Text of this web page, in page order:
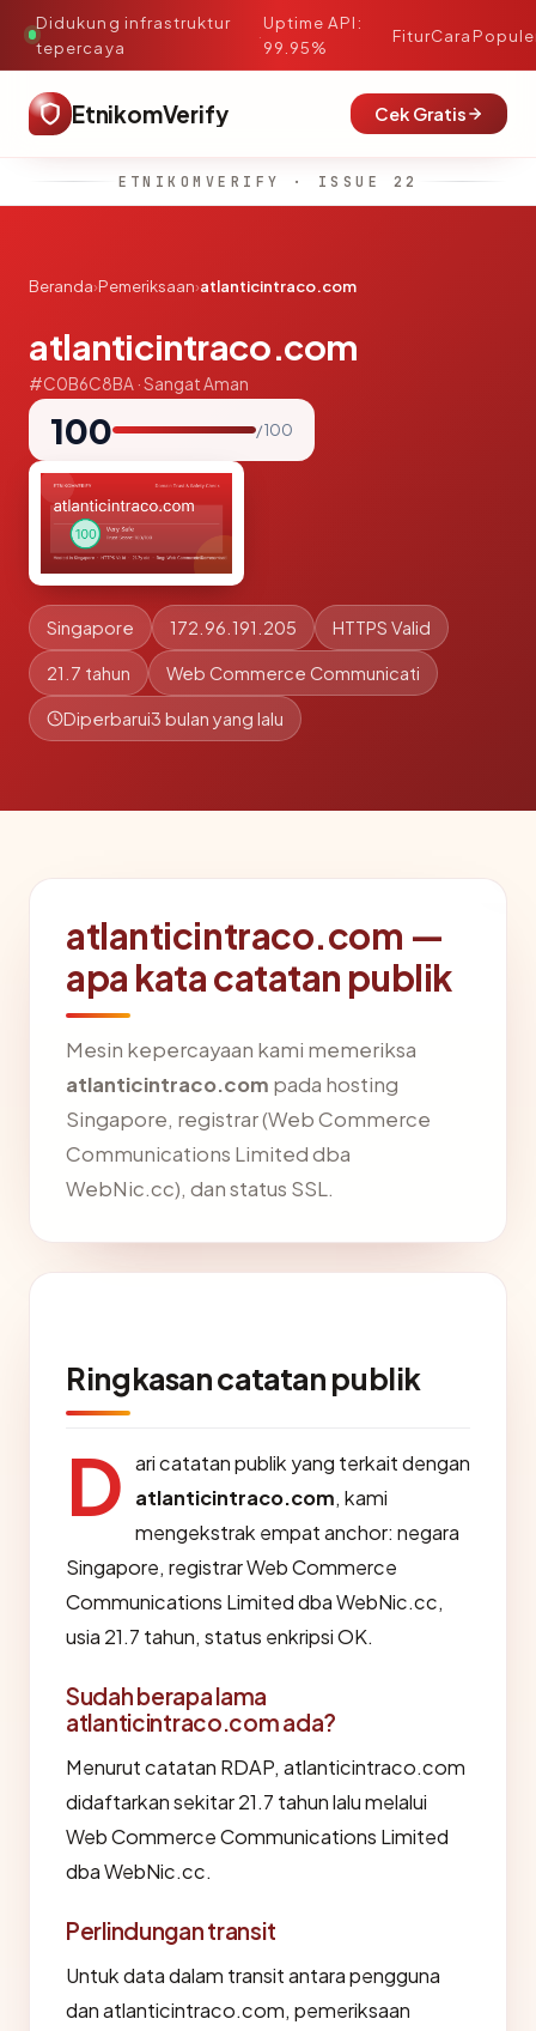
Didukung infrastruktur
tepercaya
·
Uptime API:
99.95%
FiturCara
EtnikomVerify Cek Gratis
ETNIKOMVERIFY · ISSUE 22
Beranda›Pemeriksaan›atlanticintraco.com
atlanticintraco.com
#C0B6C8BA · Sangat Aman
100 / 100
Singapore 172.96.191.205 HTTPS Valid
21.7 tahun Web Commerce Communicati
Diperbarui3 bulan yang lalu
atlanticintraco.com —
apa kata catatan publik
Mesin kepercayaan kami memeriksa
atlanticintraco.com pada hosting
Singapore, registrar (Web Commerce
Communications Limited dba
WebNic.cc), dan status SSL.
Ringkasan catatan publik
D ari catatan publik yang terkait dengan
atlanticintraco.com, kami
mengekstrak empat anchor: negara
Singapore, registrar Web Commerce
Communications Limited dba WebNic.cc,
usia 21.7 tahun, status enkripsi OK.
Sudah berapa lama
atlanticintraco.com ada?
Menurut catatan RDAP, atlanticintraco.com
didaftarkan sekitar 21.7 tahun lalu melalui
Web Commerce Communications Limited
dba WebNic.cc.
Perlindungan transit
Untuk data dalam transit antara pengguna
dan atlanticintraco.com, pemeriksaan